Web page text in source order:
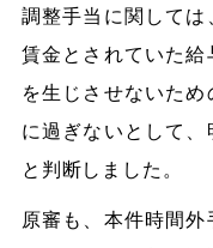
調整手当に関しては
賃金とされていた
を生じさせないた
に過ぎないとして
と判断しました。
原審も、本件時間